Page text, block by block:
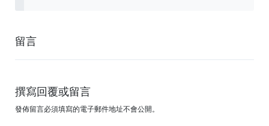
留言
撰寫回覆或留言
發佈留言必須填寫的電子郵件地址不會公開。